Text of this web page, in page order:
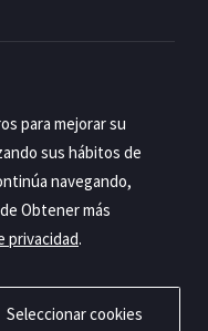
un modelo global
Contacto
para mejorar su
sus hábitos de
navegando,
Obtener más
privacidad.
Seleccionar cookies